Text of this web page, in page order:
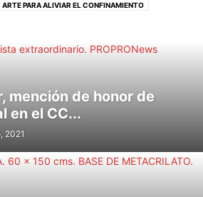
ARTE PARA ALIVIAR EL CONFINAMIENTO
UN POEMA PARA TI
mención de honor de
en el CC...
2021